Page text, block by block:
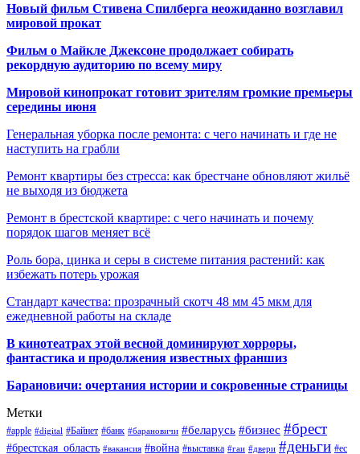
Новый фильм Стивена Спилберга неожиданно возглавил
мировой прокат
Фильм о Майкле Джексоне продолжает собирать
рекордную аудиторию по всему миру
Мировой кинопрокат готовит зрителям громкие премьеры
середины июня
Генеральная уборка после ремонта: с чего начинать и где не
наступить на грабли
Ремонт квартиры без стресса: как брестчане обновляют жильё
не выходя из бюджета
Ремонт в брестской квартире: с чего начинать и почему
порядок шагов меняет всё
Роль бора, цинка и серы в системе питания растений: как
избежать потерь урожая
Стандарт качества: прозрачный скотч 48 мм 45 мкм для
ежедневной работы на складе
В кинотеатрах этой весной доминируют хорроры,
фантастика и продолжения известных франшиз
Барановичи: очертания истории и сокровенные страницы
Метки
#apple #digital #Байнет #банк #барановичи #беларусь #бизнес #брест
#брестская_область #вакансия #война #выставка #гаи #двери #деньги #ес